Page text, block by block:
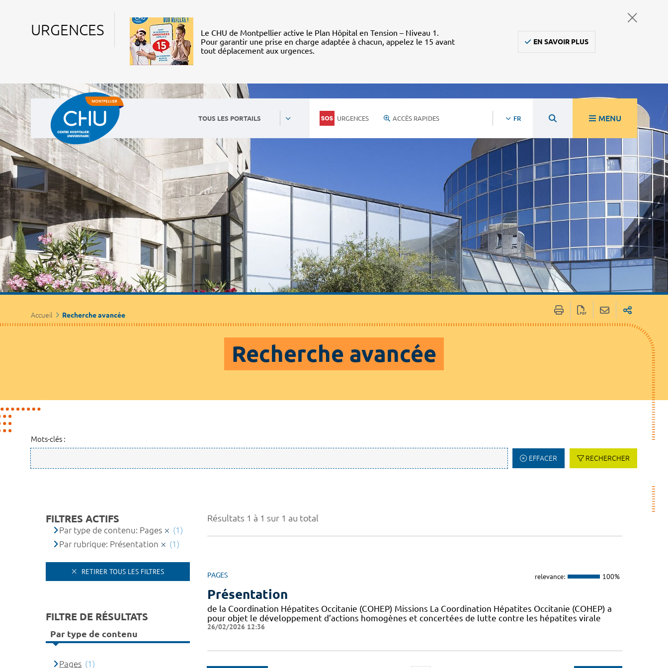
URGENCES
Le CHU de Montpellier active le Plan Hôpital en Tension – Niveau 1.
Pour garantir une prise en charge adaptée à chacun, appelez le 15 avant
tout déplacement aux urgences.
EN SAVOIR PLUS
TOUS LES PORTAILS URGENCES ACCÈS RAPIDES FR MENU
Accueil Recherche avancée
Recherche avancée
Mots-clés :
EFFACER RECHERCHER
Résultats 1 à 1 sur 1 au total
PAGES relevance: 100%
Présentation
de la Coordination Hépatites Occitanie (COHEP) Missions La Coordination Hépatites Occitanie (COHEP) a
pour objet le développement d’actions homogènes et concertées de lutte contre les hépatites virale
26/02/2026 12:36
FILTRES ACTIFS
Par type de contenu: Pages
(1)
Par rubrique: Présentation
(1)
RETIRER TOUS LES FILTRES
FILTRE DE RÉSULTATS
Par type de contenu
Pages (1)